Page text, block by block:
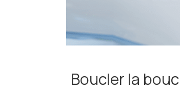
Boucler la